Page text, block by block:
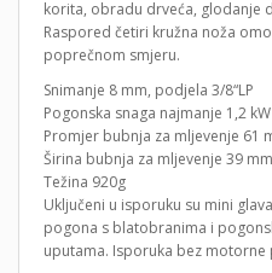
korita, obradu drveća, glodanje
Raspored četiri kružna noža
poprečnom smjeru.
Snimanje 8 mm, podjela 3/8“LP
Pogonska snaga najmanje 1,2 kW
Promjer bubnja za mljevenje 61
Širina bubnja za mljevenje 39 mm
Težina 920g
Uključeni u isporuku su mini
pogona s blatobranima i
uputama. Isporuka bez motorne